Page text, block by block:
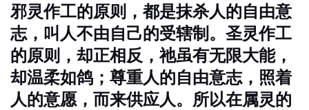
邪灵作工的原则，都是抹杀人的自由意
志，叫人不由自己的受辖制。圣灵作工
的原则，却正相反，祂虽有无限大能，
却温柔如鸽；尊重人的自由意志，照着
人的意愿，而来供应人。所以在属灵的